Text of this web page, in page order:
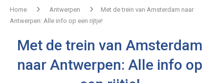
Home Antwerpen
Met de trein van Amsterdam naar
Antwerpen: Alle info op een rijtje!
Met de trein van Amsterdam
naar Antwerpen: Alle info op